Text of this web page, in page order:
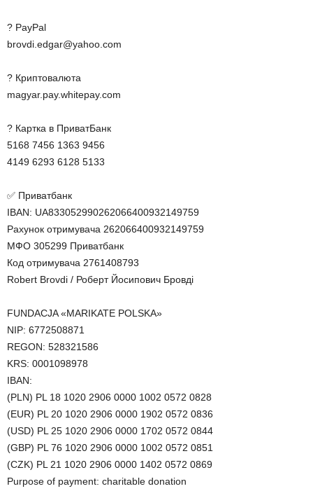
? PayPal
brovdi.edgar@yahoo.com
? Криптовалюта
magyar.pay.whitepay.com
? Картка в ПриватБанк
5168 7456 1363 9456
4149 6293 6128 5133
✅ Приватбанк
IBAN: UA833052990262066400932149759
Рахунок отримувача 262066400932149759
МФО 305299 Приватбанк
Код отримувача 2761408793
Robert Brovdi / Роберт Йосипович Бровді
FUNDACJA «MARIKATE POLSKA»
NIP: 6772508871
REGON: 528321586
KRS: 0001098978
IBAN:
(PLN) PL 18 1020 2906 0000 1002 0572 0828
(EUR) PL 20 1020 2906 0000 1902 0572 0836
(USD) PL 25 1020 2906 0000 1702 0572 0844
(GBP) PL 76 1020 2906 0000 1002 0572 0851
(CZK) PL 21 1020 2906 0000 1402 0572 0869
Purpose of payment: charitable donation